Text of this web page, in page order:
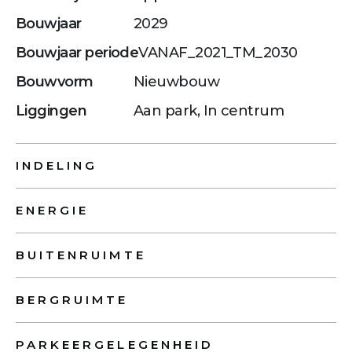
Bouwjaar
2029
Bouwjaar periodeVANAF_2021_TM_2030
Bouwvorm
Nieuwbouw
Liggingen
Aan park, In centrum
INDELING
ENERGIE
BUITENRUIMTE
BERGRUIMTE
PARKEERGELEGENHEID